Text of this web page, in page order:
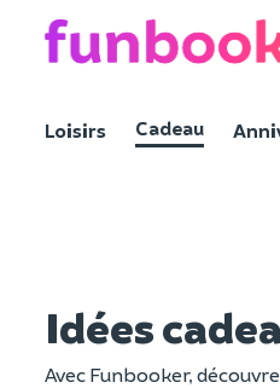
Loisirs Cadeau
Idées
Avec Funbooker,